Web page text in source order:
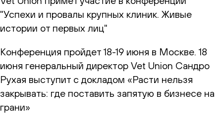
"Успехи и провалы крупных клиник. Живые
истории от первых лиц"
Конференция пройдет 18-19 июня в Москве. 18
июня генеральный директор Vet Union Сандро
Рухая выступит с докладом «Расти нельзя
закрывать: где поставить запятую в бизнесе на
грани»